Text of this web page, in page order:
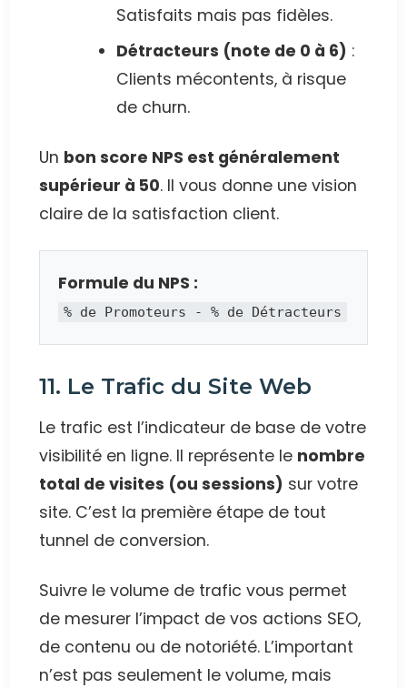
Satisfaits mais pas fidèles.
Détracteurs (note de 0 à 6) :
Clients mécontents, à risque
de churn.
Un bon score NPS est généralement
supérieur à 50. Il vous donne une vision
claire de la satisfaction client.
Formule du NPS :
% de Promoteurs - % de Détracteurs
11. Le Trafic du Site Web
Le trafic est l’indicateur de base de votre
visibilité en ligne. Il représente le nombre
total de visites (ou sessions) sur votre
site. C’est la première étape de tout
tunnel de conversion.
Suivre le volume de trafic vous permet
de mesurer l’impact de vos actions SEO,
de contenu ou de notoriété. L’important
n’est pas seulement le volume, mais